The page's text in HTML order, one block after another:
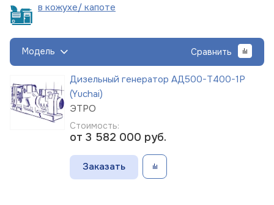
в кожухе/ капоте
Модель Сравнить
Дизельный генератор АД500-Т400-1Р
(Yuchai)
ЭТРО
Стоимость:
от 3 582 000 руб.
Заказать